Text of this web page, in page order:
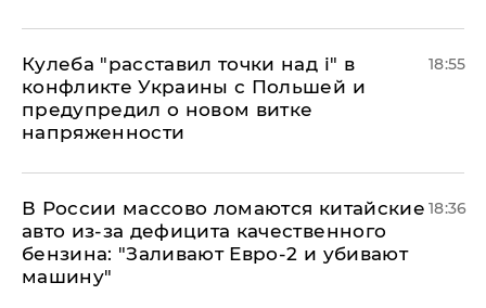
Кулеба "расставил точки над і" в
конфликте Украины с Польшей и
предупредил о новом витке
напряженности
18:55
В России массово ломаются китайские
авто из-за дефицита качественного
бензина: "Заливают Евро-2 и убивают
машину"
18:36